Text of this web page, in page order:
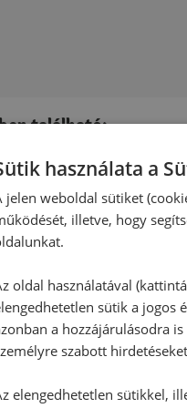
található:
használata a
jelen weboldal sütiket
illetve, hogy
oldal használatával
sütik a jogos
a hozzájárulásodra
szabott
elengedhetetlen sütikkel,